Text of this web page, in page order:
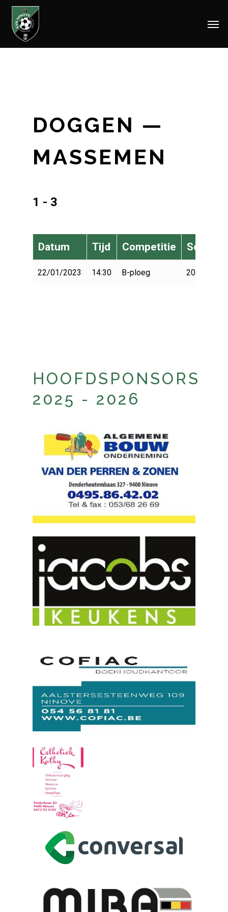
Skip
DOGGEN —
MASSEMEN
1 - 3
Datum Tijd Competitie Seizoen
22/01/2023 14:30 B-ploeg 2022-2023
HOOFDSPONSORS
2025 - 2026